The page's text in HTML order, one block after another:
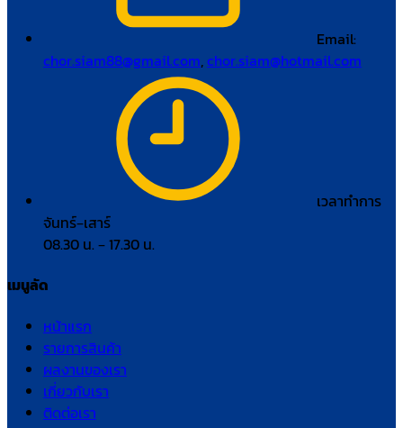
Email:
chor.siam88@gmail.com,chor.siam@hotmail.com
เวลาทำการ
จันทร์–เสาร์
08.30 น. – 17.30 น.
เมนูลัด
หน้าแรก
รายการสินค้า
ผลงานของเรา
เกี่ยวกับเรา
ติดต่อเรา